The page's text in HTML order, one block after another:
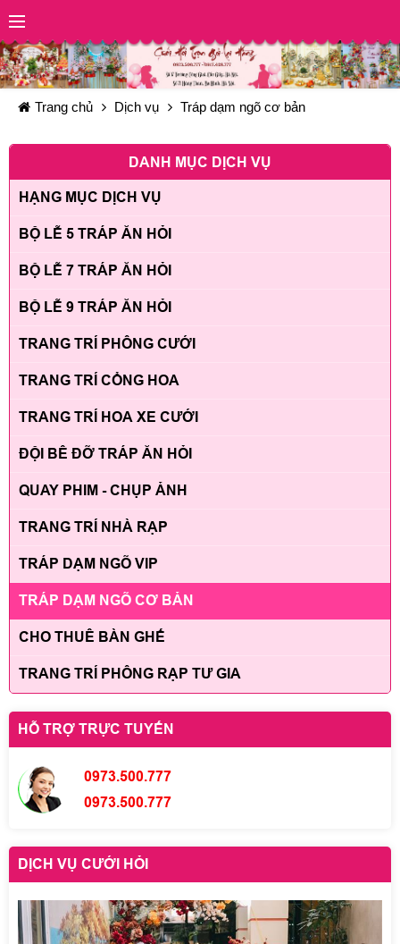
Trang chủ Dịch vụ Tráp dạm ngõ cơ bản
DANH MỤC DỊCH VỤ
HẠNG MỤC DỊCH VỤ
BỘ LỄ 5 TRÁP ĂN HỎI
BỘ LỄ 7 TRÁP ĂN HỎI
BỘ LỄ 9 TRÁP ĂN HỎI
TRANG TRÍ PHÔNG CƯỚI
TRANG TRÍ CỔNG HOA
TRANG TRÍ HOA XE CƯỚI
ĐỘI BÊ ĐỠ TRÁP ĂN HỎI
QUAY PHIM - CHỤP ẢNH
TRANG TRÍ NHÀ RẠP
TRÁP DẠM NGÕ VIP
TRÁP DẠM NGÕ CƠ BẢN
CHO THUÊ BÀN GHẾ
TRANG TRÍ PHÔNG RẠP TƯ GIA
HỖ TRỢ TRỰC TUYẾN
0973.500.777
0973.500.777
DỊCH VỤ CƯỚI HỎI